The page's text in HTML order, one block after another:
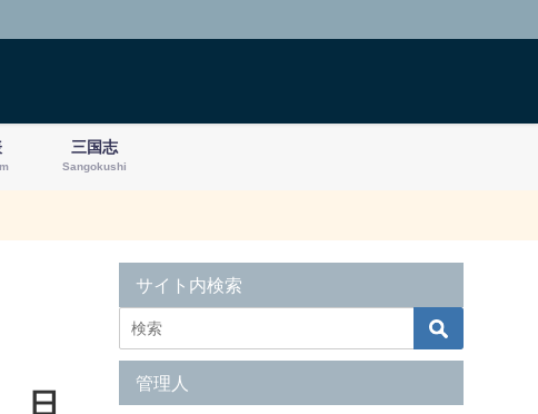
三国志
Sangokushi
日
サイト内検索
管理人